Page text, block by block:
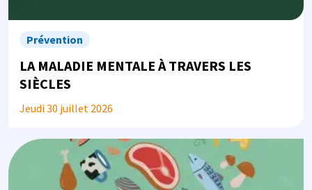
Prévention
LA MALADIE MENTALE À TRAVERS LES
SIÈCLES
Jeudi 30 juillet 2026
Image